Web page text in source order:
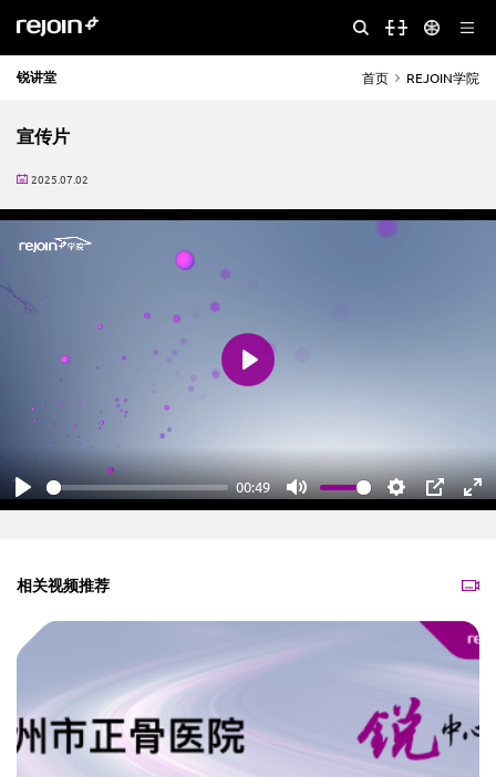
锐讲堂 首页 REJOIN学院
宣传片
2025.07.02
Play
00:49
Mute Settings
PIP
Play
相关视频推荐